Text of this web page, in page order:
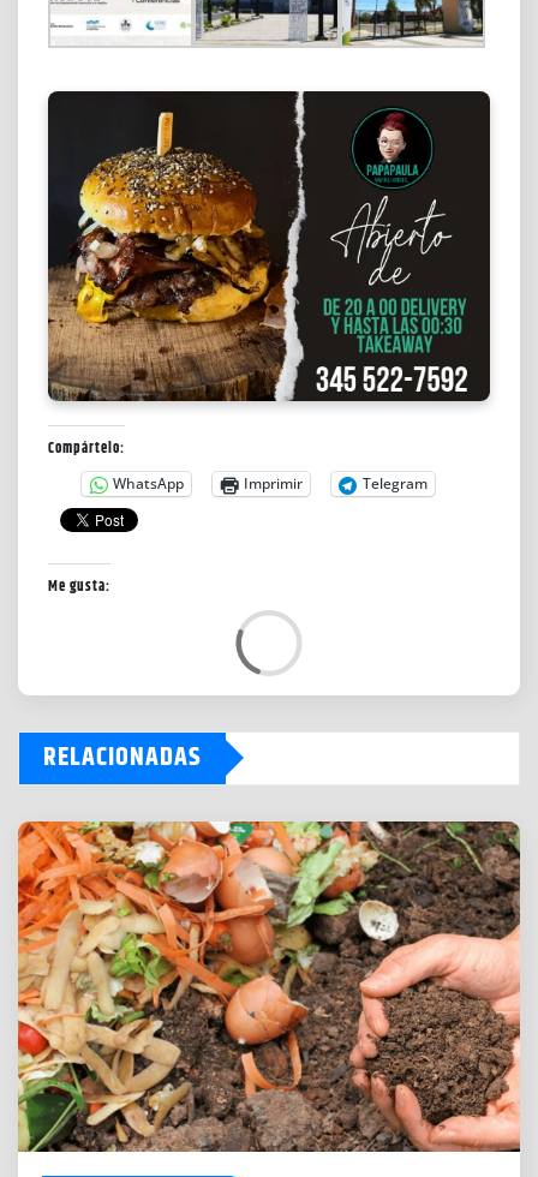
Compártelo:
WhatsApp Imprimir Telegram
Me gusta:
r
a
n
d
o
.
.
.
RELACIONADAS